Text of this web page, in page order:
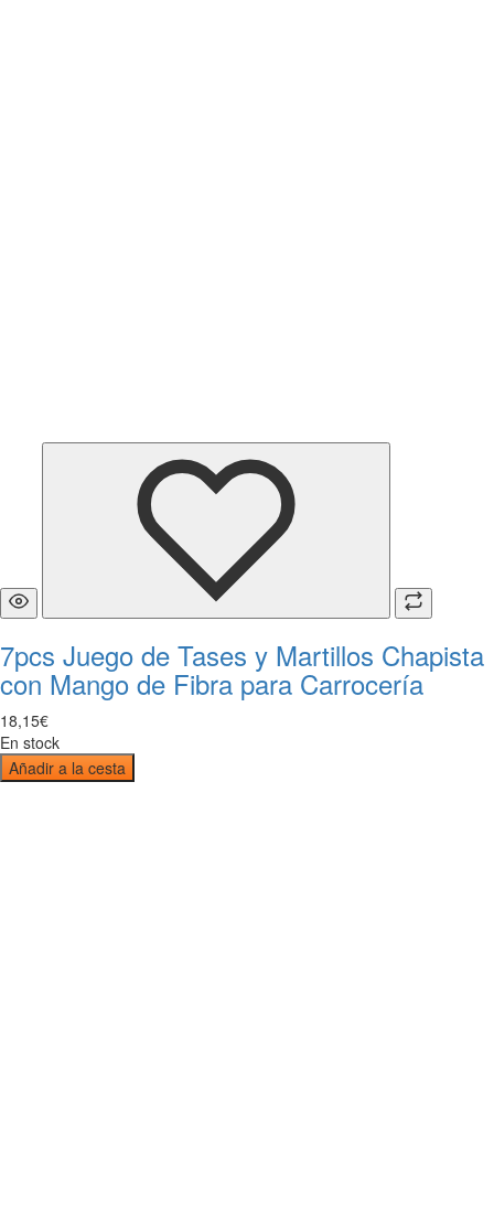
7pcs Juego de Tases y Martillos Chapista
con Mango de Fibra para Carrocería
18,15€
En stock
Añadir a la cesta